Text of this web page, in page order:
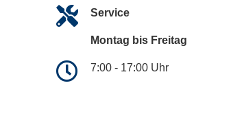
Service
Montag bis Freitag
7:00 - 17:00 Uhr